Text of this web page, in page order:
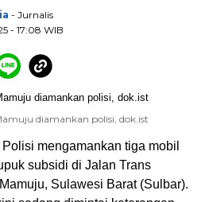
- Jurnalis
- 17:08 WIB
diamankan polisi, dok.ist
Polisi mengamankan tiga mobil
subsidi di Jalan Trans
Sulawesi Barat (Sulbar).